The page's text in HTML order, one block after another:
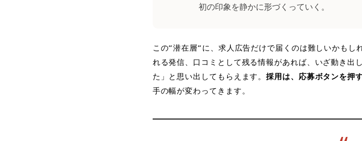
初の印象を静かに形づくっていく。
この”潜在層”に、求人広告だけで届くのは難しいかも
れる発信、口コミとして残る情報があれば、いざ動き出
た」と思い出してもらえます。採用は、応募ボタンを押
手の幅が変わってきます。